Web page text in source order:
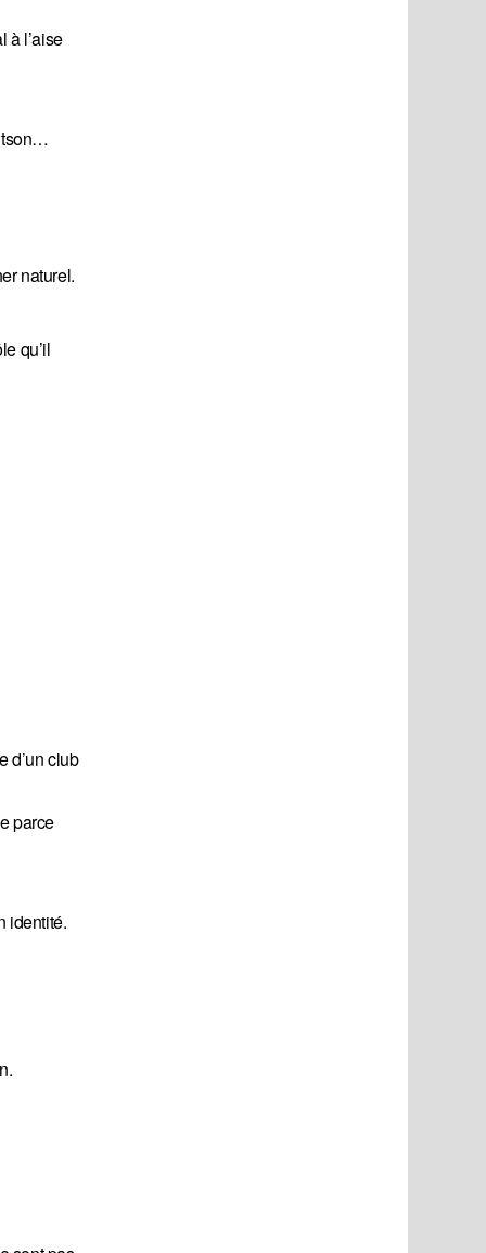
à l’aise
naturel.
qu’il
d’un club
parce
identité.